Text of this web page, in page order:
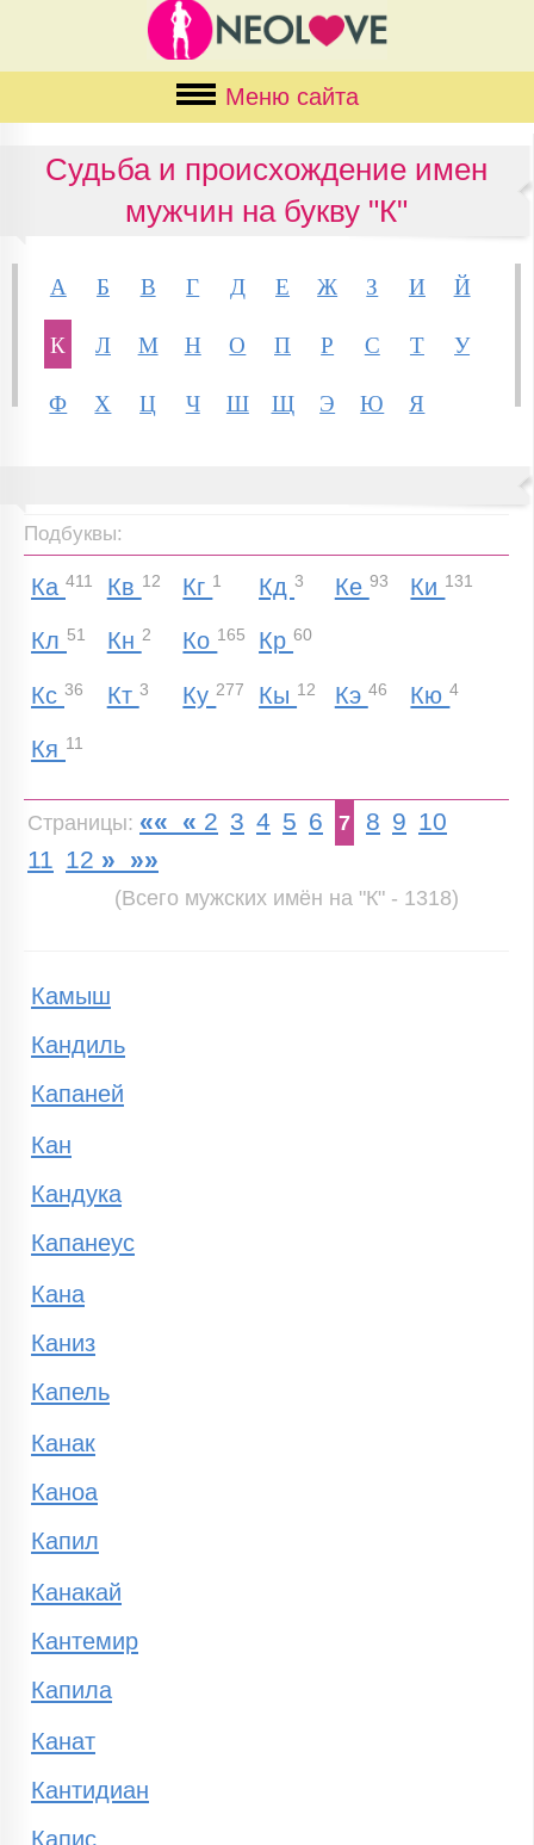
Меню сайта
Судьба и происхождение имен
мужчин на букву "К"
А Б В Г Д Е Ж З И
Й
К
Л М Н О П Р С Т
У
Ф
Х Ц Ч Ш Щ Э Ю Я
Подбуквы:
Ка 411 Кв 12 Кг 1 Кд3 Ке 93 Ки 131
Кл 51 Кн 2 Ко 165 Кр60
Кс 36 Кт 3 Ку277 Кы 12 Кэ 46 Кю4
Кя 11
Страницы: «« « 2 3 4 5 6 7 8 9 10
11 12 » »»
(Всего мужских имён на "К" - 1318)
Камыш
Кандиль
Капаней
Кан
Кандука
Капанеус
Кана
Каниз
Капель
Канак
Каноа
Капил
Канакай
Кантемир
Капила
Канат
Кантидиан
Капис